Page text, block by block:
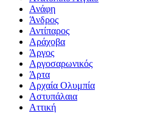
Ανάφη
Άνδρος
Αντίπαρος
Αράχοβα
Άργος
Αργοσαρωνικός
Άρτα
Αρχαία Ολυμπία
Αστυπάλαια
Αττική